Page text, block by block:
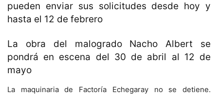
pueden enviar sus solicitudes desde hoy y
hasta el 12 de febrero
La obra del malogrado Nacho Albert se
pondrá en escena del 30 de abril al 12 de
mayo
La maquinaria de Factoría Echegaray no se detiene.